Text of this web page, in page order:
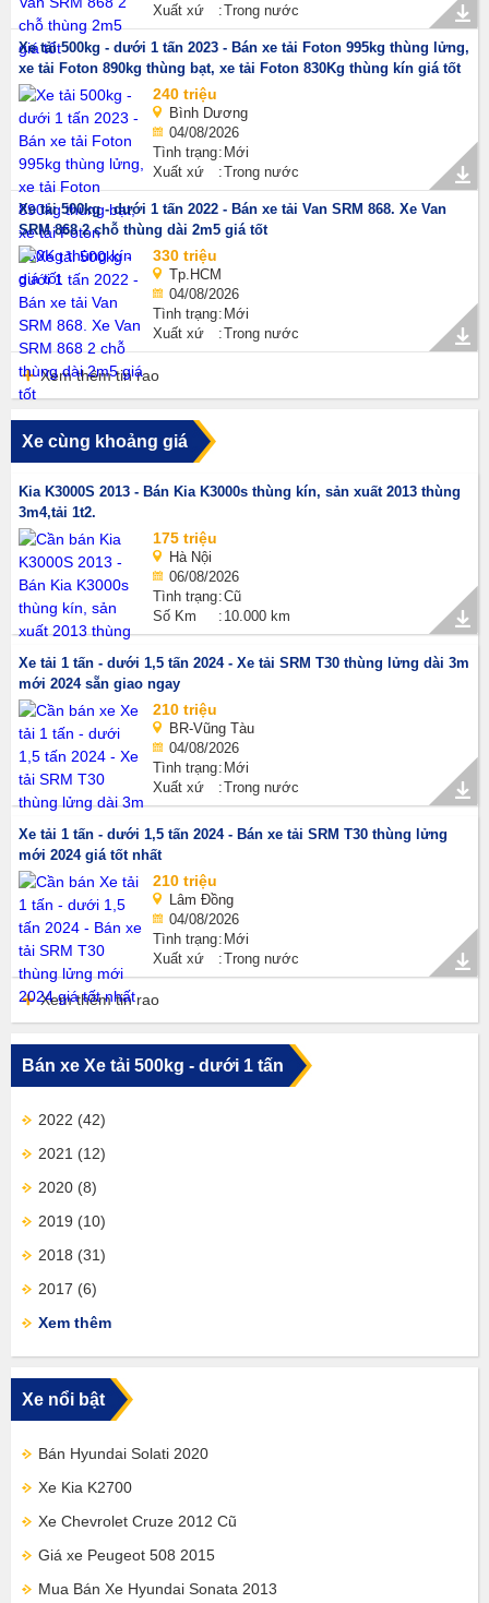
Xuất xứ
Trong nước
Xe tải 500kg - dưới 1 tấn 2023 - Bán xe tải Foton 995kg thùng lửng,
xe tải Foton 890kg thùng bạt, xe tải Foton 830Kg thùng kín giá tốt
240 triệu
Bình Dương
04/08/2026
Tình trạng Mới
Xuất xứ
Trong nước
Xe tải 500kg - dưới 1 tấn 2022 - Bán xe tải Van SRM 868. Xe Van
SRM 868 2 chỗ thùng dài 2m5 giá tốt
330 triệu
Tp.HCM
04/08/2026
Tình trạng Mới
Xuất xứ
Trong nước
Xem thêm tin rao
Xe cùng khoảng giá
Kia K3000S 2013 - Bán Kia K3000s thùng kín, sản xuất 2013 thùng
3m4,tải 1t2.
175 triệu
Hà Nội
06/08/2026
Tình trạng Cũ
Số Km
10.000 km
Xe tải 1 tấn - dưới 1,5 tấn 2024 - Xe tải SRM T30 thùng lửng dài 3m
mới 2024 sẵn giao ngay
210 triệu
BR-Vũng Tàu
04/08/2026
Tình trạng Mới
Xuất xứ
Trong nước
Xe tải 1 tấn - dưới 1,5 tấn 2024 - Bán xe tải SRM T30 thùng lửng
mới 2024 giá tốt nhất
210 triệu
Lâm Đồng
04/08/2026
Tình trạng Mới
Xuất xứ
Trong nước
Xem thêm tin rao
Bán xe Xe tải 500kg - dưới 1 tấn
2022 (42)
2021 (12)
2020 (8)
2019 (10)
2018 (31)
2017 (6)
Xem thêm
Xe nổi bật
Bán Hyundai Solati 2020
Xe Kia K2700
Xe Chevrolet Cruze 2012 Cũ
Giá xe Peugeot 508 2015
Mua Bán Xe Hyundai Sonata 2013